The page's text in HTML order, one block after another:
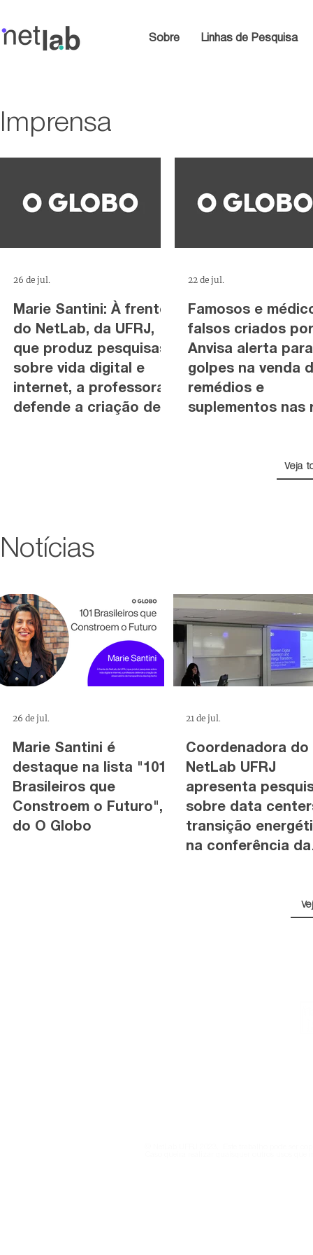
Sobre Linhas de Pesquisa
Imprensa
Marie Santini: À frente
do NetLab, da UFRJ,
que produz pesquisas
sobre vida digital e
internet, a professora
defende a criação de
26 de jul.
Famosos e
falsos criados
Anvisa alerta para
golpes na venda
remédios e
suplementos nas
22 de jul.
Veja
Notícias
Marie Santini é
destaque na lista "101
Brasileiros que
Constroem o Futuro",
do O Globo
26 de jul.
Coordenadora do
NetLab UFRJ
apresenta
sobre data
transição
na conferência da
21 de jul.